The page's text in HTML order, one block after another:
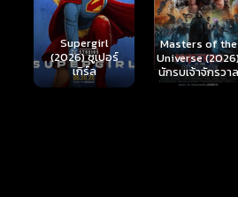
Masters of the
Universe (2026)
นักรบเจ้าจักรวาล
Hungry (2026)
มันเด้งขึ้นมาแดก